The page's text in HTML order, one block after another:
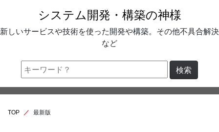
システム開発・構築の神様
新しいサービスや技術を使った開発や構築。その他不具合解決
など
検索
TOP 最新版